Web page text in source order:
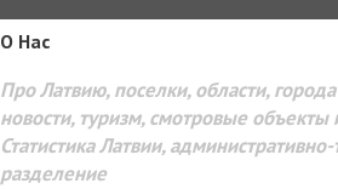
O Hac
Про Латвию, поселки, области,
новости, туризм, смотровые объекты
Статистика Латвии,
разделение